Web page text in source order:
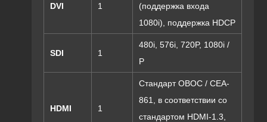
DVI 1
(поддержка входа
1080i), поддержка HDCP
SDI 1
480i, 576i, 720P, 1080i /
P
HDMI 1
Стандарт ОВОС / CEA-
861, в соответствии со
стандартом HDMI-1.3,